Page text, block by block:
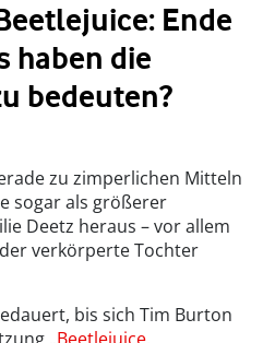
Ende
haben die
bedeuten?
zu zimperlichen Mitteln
sogar als größerer
Deetz heraus – vor allem
verkörperte Tochter
bis sich Tim Burton